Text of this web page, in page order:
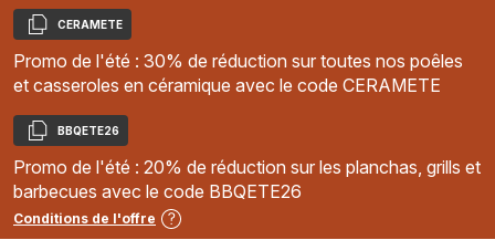
Copier
CERAMETE
Promo de l'été : 30% de réduction sur toutes nos poêles
et casseroles en céramique avec le code CERAMETE
Copier
BBQETE26
Promo de l'été : 20% de réduction sur les planchas, grills et
barbecues avec le code BBQETE26
Conditions de l'offre